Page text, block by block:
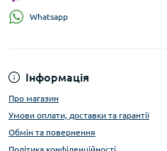
Інформація
Про магазин
Умови оплати, доставки та гарантії
Обмін та повернення
Whatsapp